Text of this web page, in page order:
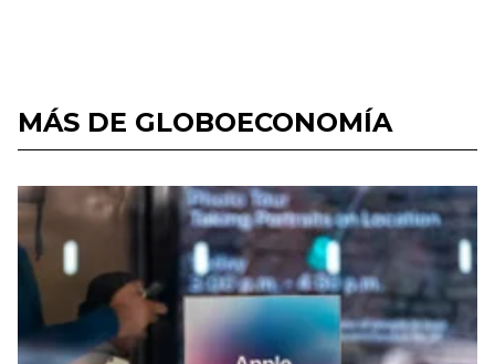
MÁS DE GLOBOECONOMÍA